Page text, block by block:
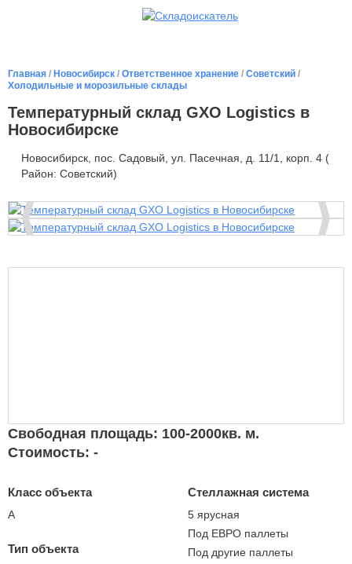
Главная / Новосибирск / Ответственное хранение / Советский /
Холодильные и морозильные склады
Температурный склад GXO Logistics в
Новосибирске
Новосибирск, пос. Садовый, ул. Пасечная, д. 11/1, корп. 4 (
Район: Советский)
Свободная площадь: 100-2000кв. м.
Стоимость: -
Класс объекта
А
Тип объекта
Стеллажная система
5 ярусная
Под ЕВРО паллеты
Под другие паллеты